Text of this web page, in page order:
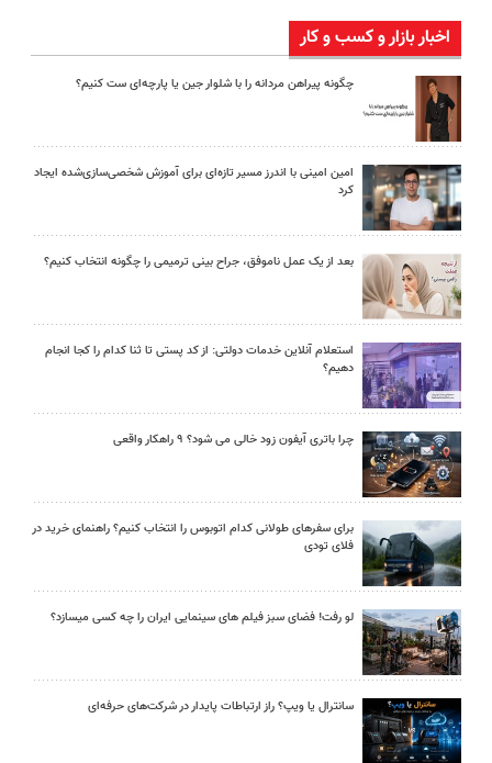
اخبار بازار و کسب و کار
چگونه پیراهن مردانه را با شلوار جین یا پارچه‌ای ست کنیم؟
امین امینی با اندرز مسیر تازه‌ای برای آموزش شخصی‌سازی‌شده ایجاد
کرد
بعد از یک عمل ناموفق، جراح بینی ترمیمی را چگونه انتخاب کنیم؟
استعلام آنلاین خدمات دولتی: از کد پستی تا ثنا کدام را کجا انجام
دهیم؟
چرا باتری آیفون زود خالی می شود؟ ۹ راهکار واقعی
برای سفرهای طولانی کدام اتوبوس را انتخاب کنیم؟ راهنمای خرید در
فلای تودی
لو رفت! فضای سبز فیلم های سینمایی ایران را چه کسی میسازد؟
سانترال یا ویپ؟ راز ارتباطات پایدار در شرکت‌های حرفه‌ای